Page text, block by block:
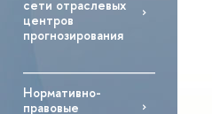
сети отраслевых
центров
прогнозирования
Нормативно-
правовые